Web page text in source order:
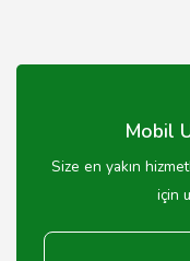
Mobil
Size en yakın
için